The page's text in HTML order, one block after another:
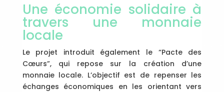
Une économie solidaire à
travers une monnaie
locale
Le projet introduit également le “Pacte des
Cœurs”, qui repose sur la création d’une
monnaie locale. L’objectif est de repenser les
échanges économiques en les orientant vers